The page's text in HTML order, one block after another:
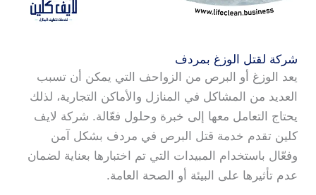
شركة لقتل الوزغ بمردف
يعد الوزغ أو البرص من الزواحف التي يمكن أن تسبب
العديد من المشاكل في المنازل والأماكن التجارية، لذلك
يحتاج التعامل معها إلى خبرة وحلول فعّالة. شركة لايف
كلين تقدم خدمة قتل البرص في مردف بشكل آمن
وفعّال باستخدام المبيدات التي تم اختبارها بعناية لضمان
عدم تأثيرها على البيئة أو الصحة العامة.